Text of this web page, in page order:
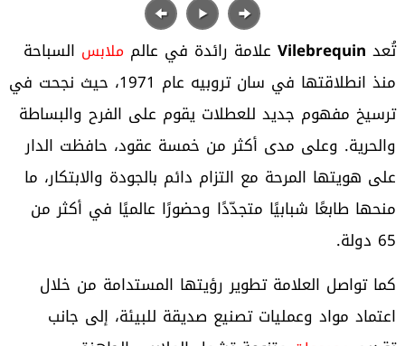
تُعد Vilebrequin علامة رائدة في عالم ملابس السباحة
منذ انطلاقتها في سان تروبيه عام 1971، حيث نجحت في
ترسيخ مفهوم جديد للعطلات يقوم على الفرح والبساطة
والحرية. وعلى مدى أكثر من خمسة عقود، حافظت الدار
على هويتها المرحة مع التزام دائم بالجودة والابتكار، ما
منحها طابعًا شبابيًا متجدّدًا وحضورًا عالميًا في أكثر من
65 دولة.
كما تواصل العلامة تطوير رؤيتها المستدامة من خلال
اعتماد مواد وعمليات تصنيع صديقة للبيئة، إلى جانب